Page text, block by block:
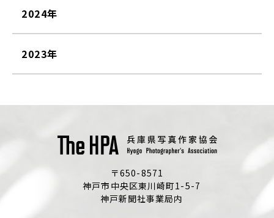
2024年
2023年
〒650-8571
神戸市中央区東川崎町1-5-7
神戸新聞社事業局内